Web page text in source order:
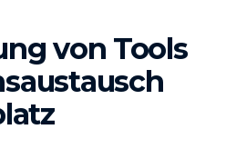
von Tools